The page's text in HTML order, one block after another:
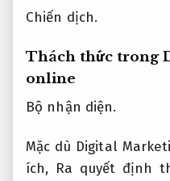
Chiến dịch.
Thách thức trong
online
Bộ nhận diện.
Mặc dù Digital
ích, Ra quyết định